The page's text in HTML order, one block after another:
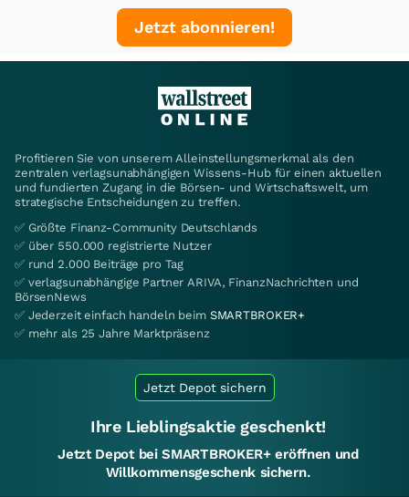
Jetzt abonnieren!
Profitieren Sie von unserem Alleinstellungsmerkmal als den
zentralen verlagsunabhängigen Wissens-Hub für einen aktuellen
und fundierten Zugang in die Börsen- und Wirtschaftswelt, um
strategische Entscheidungen zu treffen.
✅ Größte Finanz-Community Deutschlands
✅ über 550.000 registrierte Nutzer
✅ rund 2.000 Beiträge pro Tag
✅ verlagsunabhängige Partner ARIVA, FinanzNachrichten und
BörsenNews
✅ Jederzeit einfach handeln beim SMARTBROKER+
✅ mehr als 25 Jahre Marktpräsenz
Jetzt Depot sichern
Ihre Lieblingsaktie geschenkt!
Jetzt Depot bei SMARTBROKER+ eröffnen und
Willkommensgeschenk sichern.